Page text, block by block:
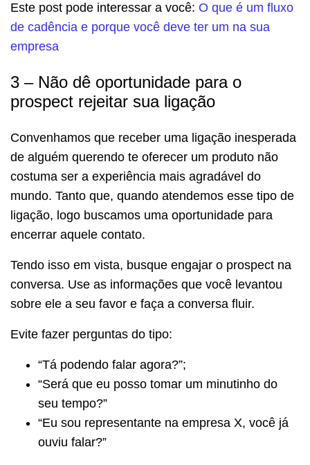
Este post pode interessar a você: O que é um fluxo
de cadência e porque você deve ter um na sua
empresa
3 – Não dê oportunidade para o
prospect rejeitar sua ligação
Convenhamos que receber uma ligação inesperada
de alguém querendo te oferecer um produto não
costuma ser a experiência mais agradável do
mundo. Tanto que, quando atendemos esse tipo de
ligação, logo buscamos uma oportunidade para
encerrar aquele contato.
Tendo isso em vista, busque engajar o prospect na
conversa. Use as informações que você levantou
sobre ele a seu favor e faça a conversa fluir.
Evite fazer perguntas do tipo:
“Tá podendo falar agora?”;
“Será que eu posso tomar um minutinho do
seu tempo?”
“Eu sou representante na empresa X, você já
ouviu falar?”